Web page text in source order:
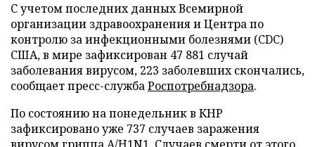
C учетом последних данных Всемирной
организации здравоохранения и Центра по
контролю за инфекционными болезнями (CDC)
США, в мире зафиксирован 47 881 случай
заболевания вирусом, 223 заболевших скончались,
сообщает пресс-службаРоспотребнадзора.
По состоянию на понедельник в КНР
зафиксировано уже 737 случаев заражения